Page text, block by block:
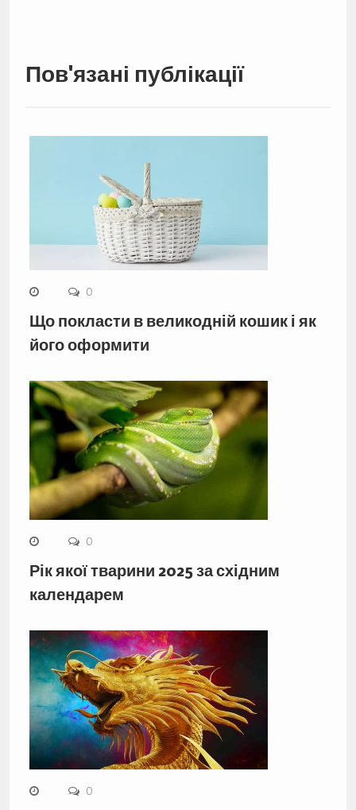
Пов'язані публікації
0
Що покласти в великодній кошик і як
його оформити
0
Рік якої тварини 2025 за східним
календарем
0